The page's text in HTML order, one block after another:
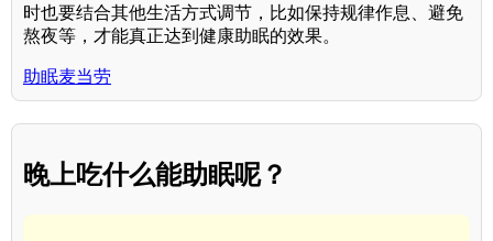
时也要结合其他生活方式调节，比如保持规律作息、避免
熬夜等，才能真正达到健康助眠的效果。
助眠麦当劳
晚上吃什么能助眠呢？